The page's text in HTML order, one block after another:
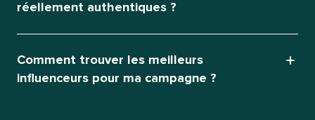
réellement authentiques ?​​
Comment trouver les meilleurs
influenceurs pour ma campagne ?​​